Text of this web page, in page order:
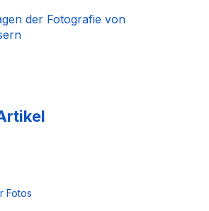
der Fotografie von
Fotos